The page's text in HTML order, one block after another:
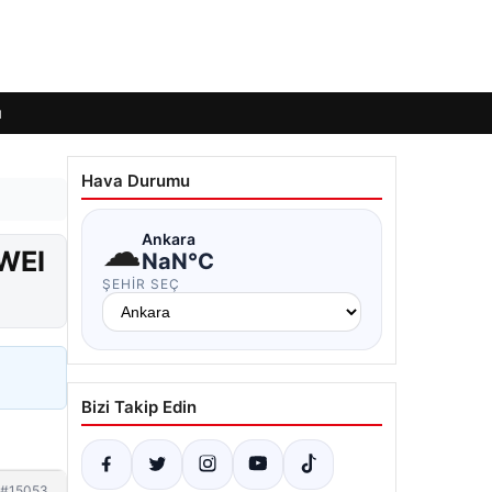
Hava Durumu
☁Ankara
NaN°C
ŞEHIR SEÇ
Bizi Takip Edin